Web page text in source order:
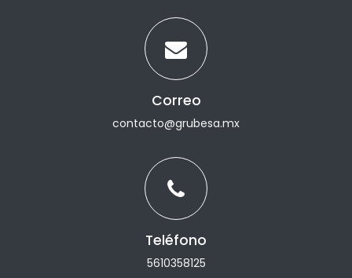
Correo
contacto@grubesa.mx
Teléfono
5610358125